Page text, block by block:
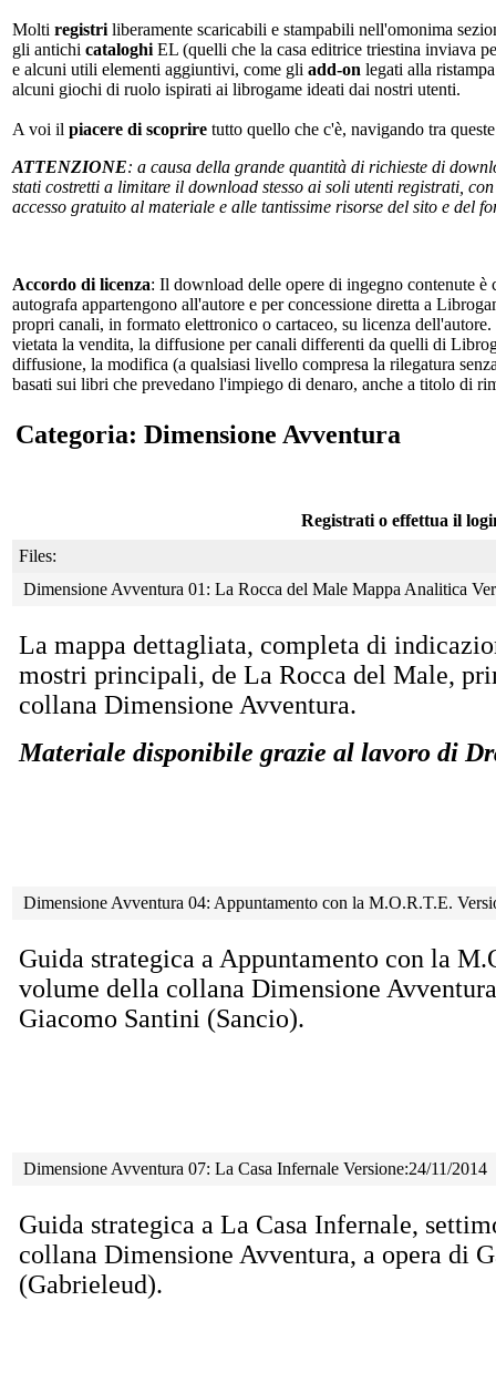
Molti registri liberamente scaricabili e stampabili nell'omonima
gli antichi cataloghi EL (quelli che la casa editrice triestina inviava
e alcuni utili elementi aggiuntivi, come gli add-on legati alla
alcuni giochi di ruolo ispirati ai librogame ideati dai nostri utenti.
A voi il piacere di scoprire tutto quello che c'è, navigando tra
ATTENZIONE: a causa della grande quantità di richieste di
stati costretti a limitare il download stesso ai soli utenti registrati,
accesso gratuito al materiale e alle tantissime risorse del sito e
Accordo di licenza: Il download delle opere di ingegno contenute
autografa appartengono all'autore e per concessione diretta a
propri canali, in formato elettronico o cartaceo, su licenza
vietata la vendita, la diffusione per canali differenti da quelli di
diffusione, la modifica (a qualsiasi livello compresa la rilegatura
basati sui libri che prevedano l'impiego di denaro, anche a titolo di
Categoria: Dimensione Avventura
Registrati o effettua il
Files:
Dimensione Avventura 01: La Rocca del Male Mappa Analitica
La mappa dettagliata, completa di
mostri principali, de La Rocca del Male,
collana Dimensione Avventura.
Materiale disponibile grazie al lavoro di
Dimensione Avventura 04: Appuntamento con la M.O.R.T.E.
Guida strategica a Appuntamento con la
volume della collana Dimensione
Giacomo Santini (Sancio).
Dimensione Avventura 07: La Casa Infernale Versione:24/11/2014
Guida strategica a La Casa Infernale,
collana Dimensione Avventura, a opera di
(Gabrieleud).